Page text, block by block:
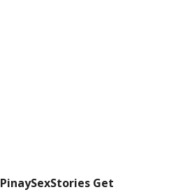
PinaySexStories Get